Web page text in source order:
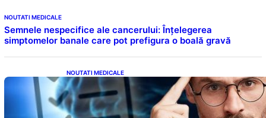
NOUTATI MEDICALE
Semnele nespecifice ale cancerului: Înțelegerea
simptomelor banale care pot prefigura o boală gravă
NOUTATI MEDICALE
Inteligența dincolo de note: Semnele unui IQ
ridicat care nu țin de școală